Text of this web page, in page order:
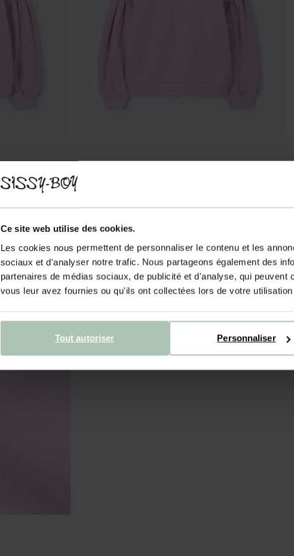
Ce site web utilise des cookies.
Les cookies nous permettent de personnaliser le contenu et les
sociaux et d'analyser notre trafic. Nous partageons également des
partenaires de médias sociaux, de publicité et d'analyse, qui
vous leur avez fournies ou qu'ils ont collectées lors de votre
Personnaliser
Tout autoriser